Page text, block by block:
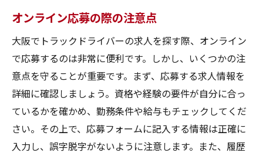
オンライン応募の際の注意点
大阪でトラックドライバーの求人を探す際、オンライン
で応募するのは非常に便利です。しかし、いくつかの注
意点を守ることが重要です。まず、応募する求人情報を
詳細に確認しましょう。資格や経験の要件が自分に合っ
ているかを確かめ、勤務条件や給与もチェックしてくだ
さい。その上で、応募フォームに記入する情報は正確に
入力し、誤字脱字がないように注意します。また、履歴